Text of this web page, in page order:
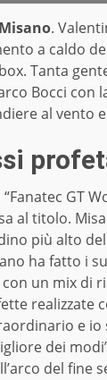
Misano.
a caldo
Tanta
Bocci con
al vento
GT
al titolo.
più alto
ha fatto i
con un mix
realizzate
e io
dei
del fine